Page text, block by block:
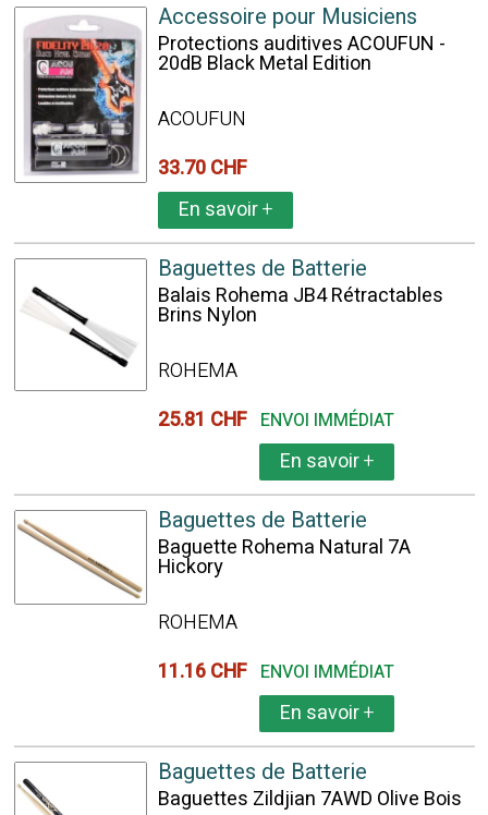
Accessoire pour Musiciens
Protections auditives ACOUFUN -
20dB Black Metal Edition
ACOUFUN
33.70 CHF
En savoir+
Baguettes de Batterie
Balais Rohema JB4 Rétractables
Brins Nylon
ROHEMA
25.81 CHF ENVOI IMMÉDIAT
En savoir+
Baguettes de Batterie
Baguette Rohema Natural 7A
Hickory
ROHEMA
11.16 CHF ENVOI IMMÉDIAT
En savoir+
Baguettes de Batterie
Baguettes Zildjian 7AWD Olive Bois